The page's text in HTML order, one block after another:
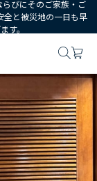
びにそのご家族・ご
全と被災地の一日も早
す。